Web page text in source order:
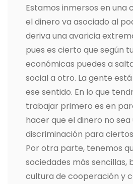
Estamos inmersos en una
el dinero va asociado al
deriva una avaricia
pues es cierto que según
económicas puedes a
social a otro. La gente
ese sentido. En lo que
trabajar primero es en
hacer que el dinero no
discriminación para
Por otra parte, tenemos
sociedades más sencillas,
cultura de cooperación y